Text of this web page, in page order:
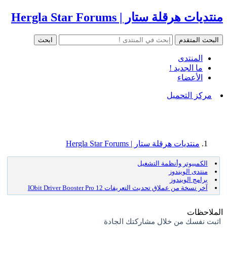
منتديات هرقلة ستار | Hergla Star Forums
المنتدى
ما الجديد !
الأعضاء
مركز التحميل
منتديات هرقلة ستار | Hergla Star Forums
الكمبيوتر وأنظمة التشغيل
منتدى الويندوز
برامج الويندوز
آخر نسخة من عملاق تحديث التعريفات IObit Driver Booster Pro 12
الملاحظات
اثبت نفسك من خلال مشاركتك الجادة